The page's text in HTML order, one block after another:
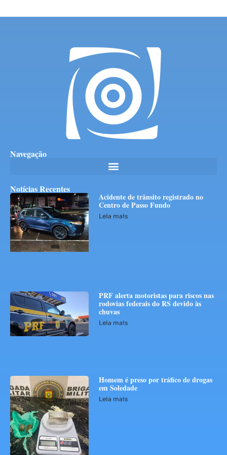
Navegação
Notícias Recentes
Acidente de trânsito registrado no
Centro de Passo Fundo
Leia mais
PRF alerta motoristas para riscos nas
rodovias federais do RS devido às
chuvas
Leia mais
Homem é preso por tráfico de drogas
em Soledade
Leia mais